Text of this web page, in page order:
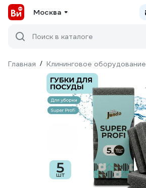
Москва
Поиск в каталоге
Главная / Клининговое оборудование